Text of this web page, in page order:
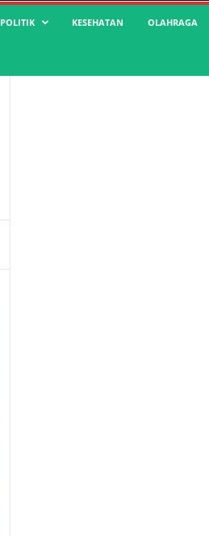
POLITIK KESEHATAN OLAHRAGA